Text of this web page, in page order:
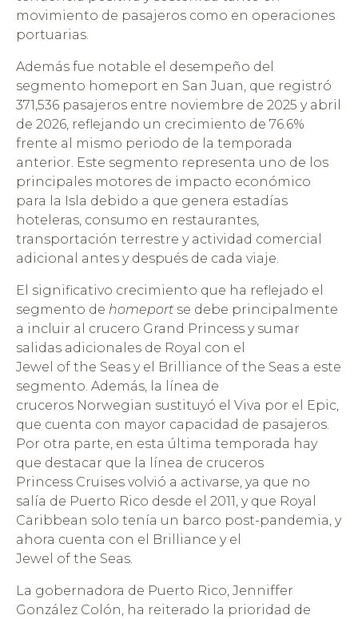
movimiento de pasajeros como en operaciones
portuarias.
Además fue notable el desempeño del
segmento homeport en San Juan, que registró
371,536 pasajeros entre noviembre de 2025 y abril
de 2026, reflejando un crecimiento de 76.6%
frente al mismo periodo de la temporada
anterior. Este segmento representa uno de los
principales motores de impacto económico
para la Isla debido a que genera estadías
hoteleras, consumo en restaurantes,
transportación terrestre y actividad comercial
adicional antes y después de cada viaje.
El significativo crecimiento que ha reflejado el
segmento de homeport se debe principalmente
a incluir al crucero Grand Princess y sumar
salidas adicionales de Royal con el
Jewel of the Seas y el Brilliance of the Seas a este
segmento. Además, la línea de
cruceros Norwegian sustituyó el Viva por el Epic,
que cuenta con mayor capacidad de pasajeros.
Por otra parte, en esta última temporada hay
que destacar que la línea de cruceros
Princess Cruises volvió a activarse, ya que no
salía de Puerto Rico desde el 2011, y que Royal
Caribbean solo tenía un barco post-pandemia, y
ahora cuenta con el Brilliance y el
Jewel of the Seas.
La gobernadora de Puerto Rico, Jenniffer
González Colón, ha reiterado la prioridad de